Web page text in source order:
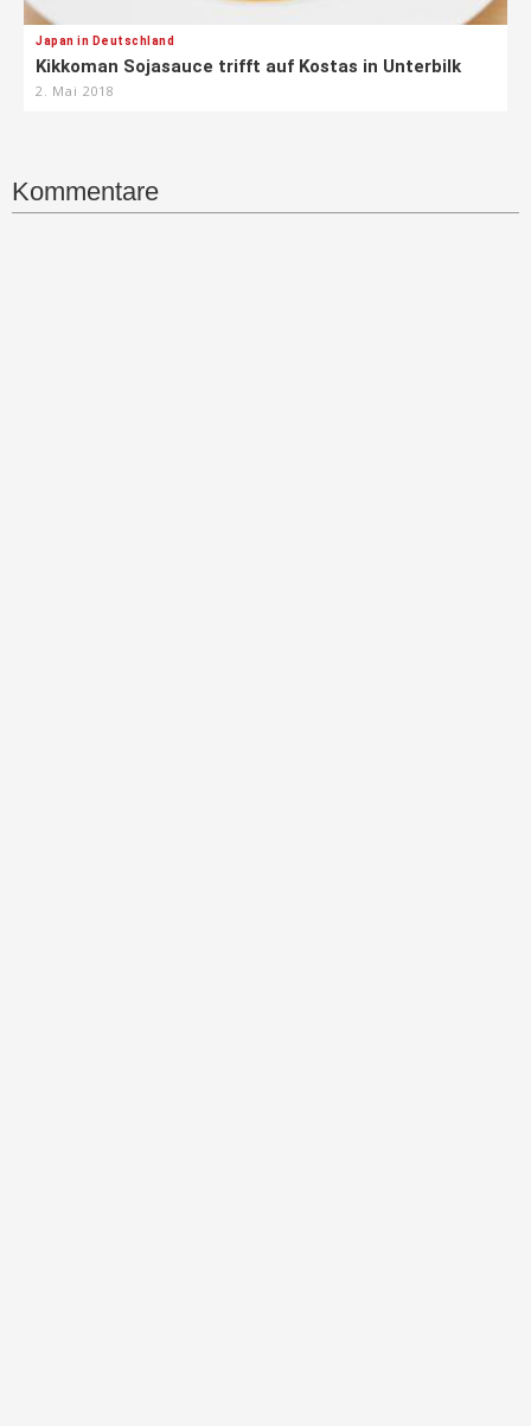
Japan in Deutschland
Kikkoman Sojasauce trifft auf Kostas in Unterbilk
2. Mai 2018
Kommentare